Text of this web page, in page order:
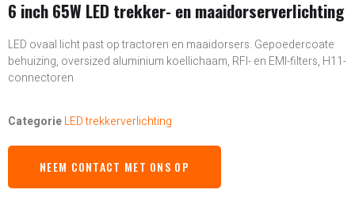
6 inch 65W LED trekker- en maaidorserverlichting
LED ovaal licht past op tractoren en maaidorsers. Gepoedercoate
behuizing, oversized aluminium koellichaam, RFI- en EMI-filters, H11-
connectoren
CategorieLED trekkerverlichting
NEEM CONTACT MET ONS OP